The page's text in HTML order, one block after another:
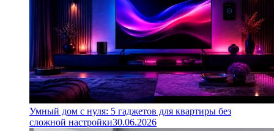
Умный дом с нуля: 5 гаджетов для квартиры без
сложной настройки30.06.2026